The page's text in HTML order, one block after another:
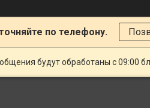
по телефону.
будут обработаны с 09:00